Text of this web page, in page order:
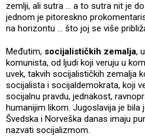
zemlji, ali sutra ... a to sutra nit je
jednom je pitoreskno
na horizontu ... što joj se više
Međutim, socijalističkih zemalja,
komunista, od ljudi koji veruju u
uvek, takvih socijalističkih zemalja
socijalista i socijaldemokrata, koji
socijalnu pravdu, jednakost,
humanijim likom. Jugoslavija je bila
Švedska i Norveška danas imaju
nazvati socijalizmom.